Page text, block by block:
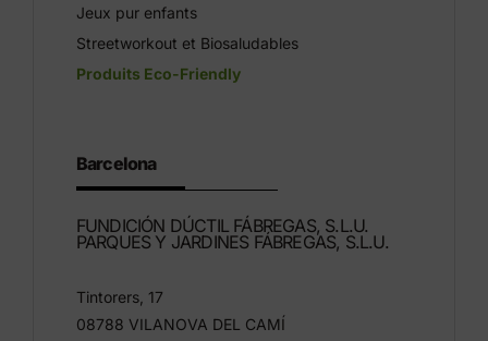
Jeux pur enfants
Streetworkout et Biosaludables
Produits Eco-Friendly
Barcelona
FUNDICIÓN DÚCTIL FÁBREGAS, S.L.U.
PARQUES Y JARDINES FÁBREGAS, S.L.U.
Tintorers, 17
08788 VILANOVA DEL CAMÍ